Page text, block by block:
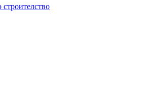
строителство